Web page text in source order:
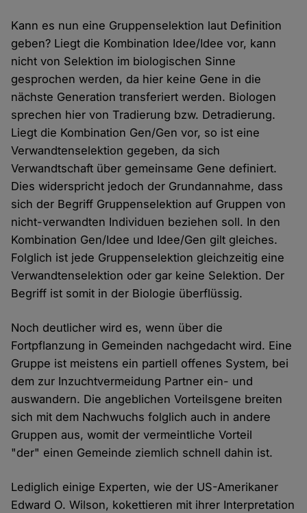
Kann es nun eine Gruppenselektion laut Definition
geben? Liegt die Kombination Idee/Idee vor, kann
nicht von Selektion im biologischen Sinne
gesprochen werden, da hier keine Gene in die
nächste Generation transferiert werden. Biologen
sprechen hier von Tradierung bzw. Detradierung.
Liegt die Kombination Gen/Gen vor, so ist eine
Verwandtenselektion gegeben, da sich
Verwandtschaft über gemeinsame Gene definiert.
Dies widerspricht jedoch der Grundannahme, dass
sich der Begriff Gruppenselektion auf Gruppen von
nicht-verwandten Individuen beziehen soll. In den
Kombination Gen/Idee und Idee/Gen gilt gleiches.
Folglich ist jede Gruppenselektion gleichzeitig eine
Verwandtenselektion oder gar keine Selektion. Der
Begriff ist somit in der Biologie überflüssig.
Noch deutlicher wird es, wenn über die
Fortpflanzung in Gemeinden nachgedacht wird. Eine
Gruppe ist meistens ein partiell offenes System, bei
dem zur Inzuchtvermeidung Partner ein- und
auswandern. Die angeblichen Vorteilsgene breiten
sich mit dem Nachwuchs folglich auch in andere
Gruppen aus, womit der vermeintliche Vorteil
"der" einen Gemeinde ziemlich schnell dahin ist.
Lediglich einige Experten, wie der US-Amerikaner
Edward O. Wilson, kokettieren mit ihrer Interpretation